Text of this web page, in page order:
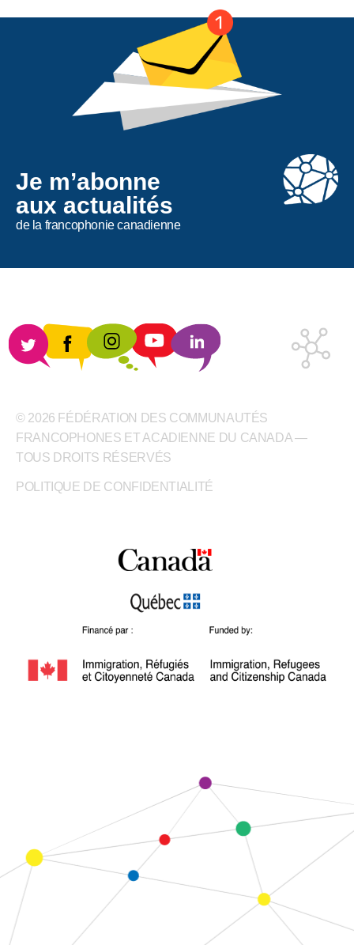
Je m’abonne
aux actualités
de la francophonie canadienne
© 2026 FÉDÉRATION DES COMMUNAUTÉS
FRANCOPHONES ET ACADIENNE DU CANADA —
TOUS DROITS RÉSERVÉS
POLITIQUE DE CONFIDENTIALITÉ